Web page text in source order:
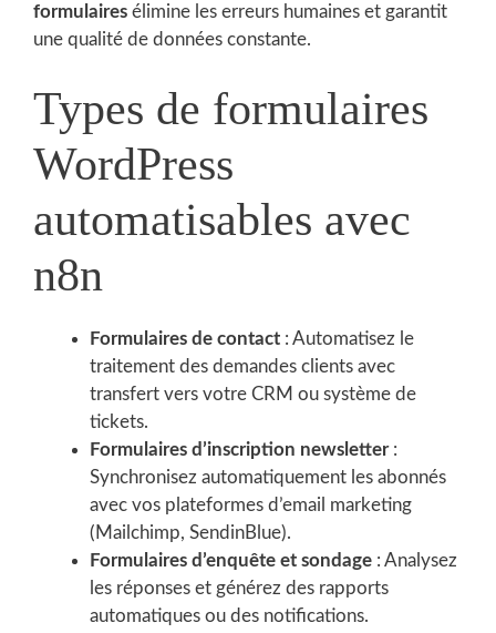
formulaires élimine les erreurs humaines et garantit
une qualité de données constante.
Types de formulaires
WordPress
automatisables avec
n8n
Formulaires de contact : Automatisez le
traitement des demandes clients avec
transfert vers votre CRM ou système de
tickets.
Formulaires d’inscription newsletter:
Synchronisez automatiquement les abonnés
avec vos plateformes d’email marketing
(Mailchimp, SendinBlue).
Formulaires d’enquête et sondage : Analysez
les réponses et générez des rapports
automatiques ou des notifications.